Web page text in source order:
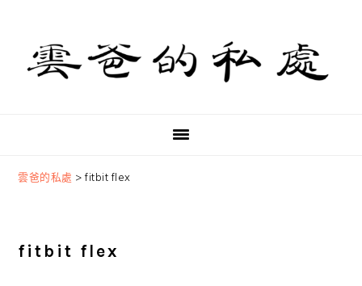
primary
navigation
content
primary
sidebar
雲爸的私處 >fitbit flex
fitbit flex